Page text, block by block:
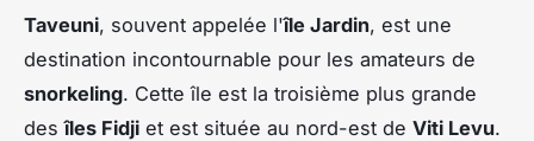
Taveuni, souvent appelée l'île Jardin, est une
destination incontournable pour les amateurs de
snorkeling. Cette île est la troisième plus grande
desîles Fidji et est située au nord-est de Viti Levu.